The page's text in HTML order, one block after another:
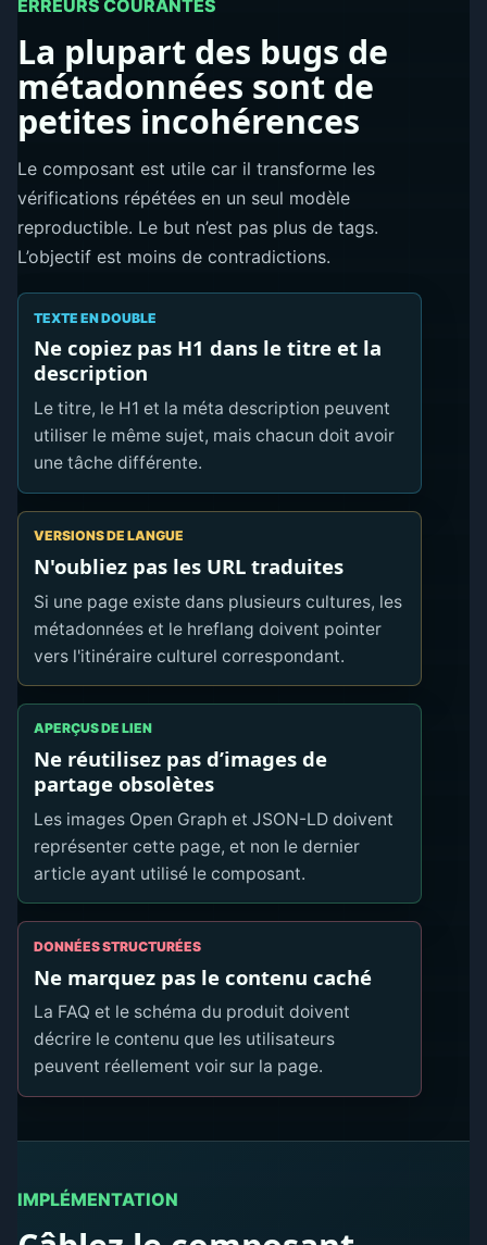
ERREURS COURANTES
La plupart des bugs de
métadonnées sont de
petites incohérences
Le composant est utile car il transforme les
vérifications répétées en un seul modèle
reproductible. Le but n’est pas plus de tags.
L’objectif est moins de contradictions.
TEXTE EN DOUBLE
Ne copiez pas H1 dans le titre et la
description
Le titre, le H1 et la méta description peuvent
utiliser le même sujet, mais chacun doit avoir
une tâche différente.
VERSIONS DE LANGUE
N'oubliez pas les URL traduites
Si une page existe dans plusieurs cultures, les
métadonnées et le hreflang doivent pointer
vers l'itinéraire culturel correspondant.
APERÇUS DE LIEN
Ne réutilisez pas d’images de
partage obsolètes
Les images Open Graph et JSON-LD doivent
représenter cette page, et non le dernier
article ayant utilisé le composant.
DONNÉES STRUCTURÉES
Ne marquez pas le contenu caché
La FAQ et le schéma du produit doivent
décrire le contenu que les utilisateurs
peuvent réellement voir sur la page.
IMPLÉMENTATION